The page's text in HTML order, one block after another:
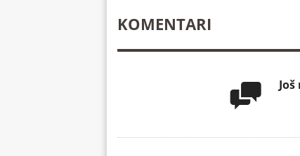
KOMENTARI
